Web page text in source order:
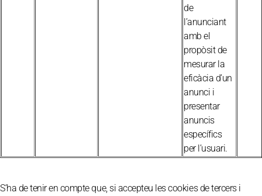
de
l’anunciant
amb el
propòsit de
mesurar la
eficàcia d’un
anunci i
presentar
anuncis
específics
per l’usuari.
S’ha de tenir en compte que, si accepteu les cookies de tercers i